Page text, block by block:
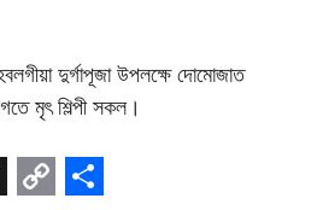
দুৰ্গাপূজা উপলক্ষে দোমোজাত
মৃৎ শিল্পী সকল।